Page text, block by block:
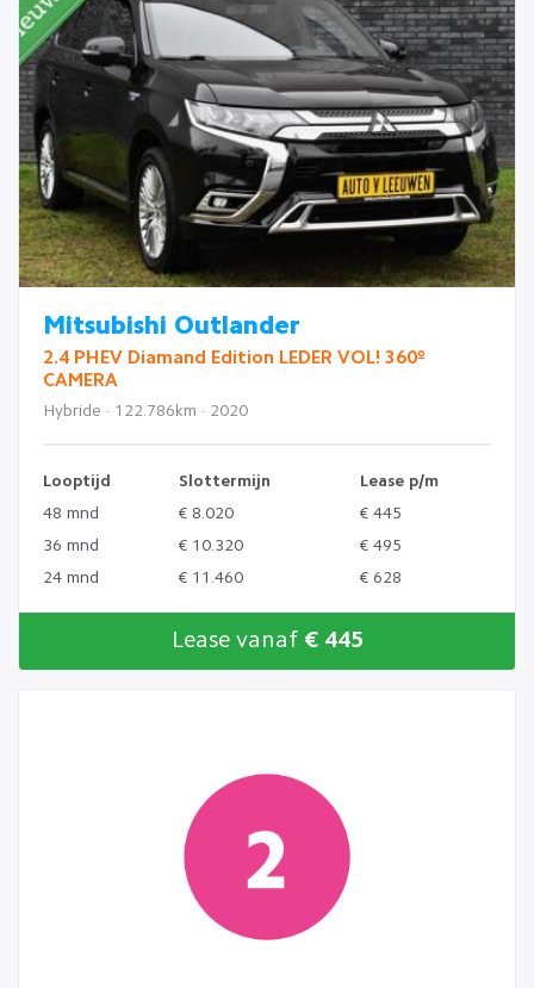
Mitsubishi Outlander
2.4 PHEV Diamand Edition LEDER VOL! 360º
CAMERA
Hybride · 122.786km · 2020
Looptijd Slottermijn
Lease p/m
48 mnd
€ 8.020
€ 445
36 mnd
€ 10.320
€ 495
24 mnd
€ 11.460 € 628
Lease vanaf € 445